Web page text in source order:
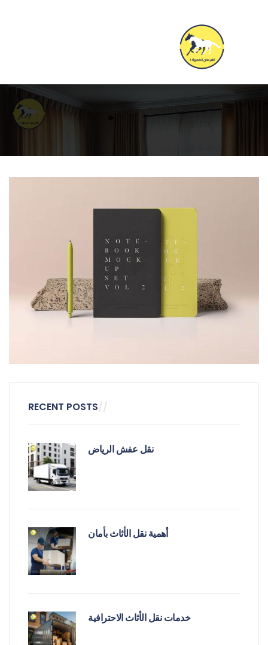
Furniture
Minimalist Art House
RECENT POSTS
نقل عفش الرياض
أهمية نقل الأثاث بأمان
خدمات نقل الأثاث الاحترافية